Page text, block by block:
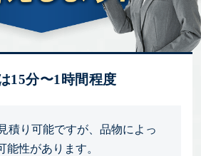
15分〜1時間程度
積り可能ですが、品物によっ
能性があります。